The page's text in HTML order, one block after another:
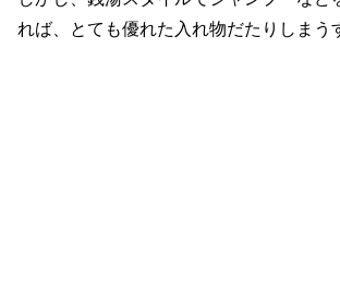
れば、とても優れた入れ物だたりしまう